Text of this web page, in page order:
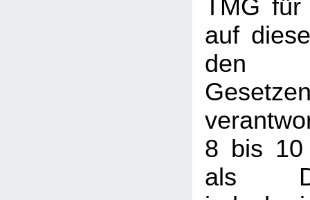
TMG für
auf
den
8 bis 10
als